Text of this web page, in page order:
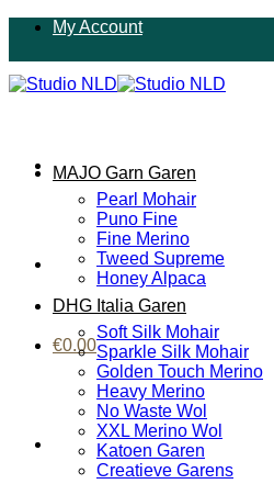
inhoud
My Account
€0.00
MAJO Garn Garen
Pearl Mohair
Puno Fine
Fine Merino
Tweed Supreme
Honey Alpaca
DHG Italia Garen
Soft Silk Mohair
Sparkle Silk Mohair
Golden Touch Merino
Heavy Merino
No Waste Wol
XXL Merino Wol
Katoen Garen
Creatieve Garens